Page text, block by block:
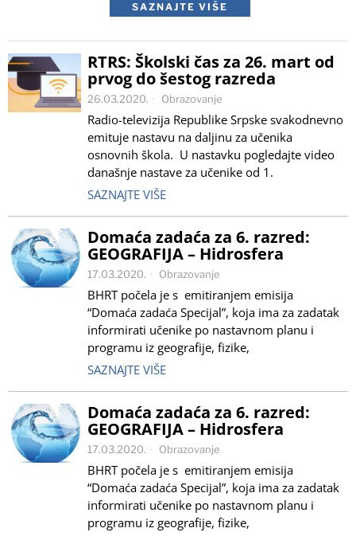
SAZNAJTE VIŠE
RTRS: Školski čas za 26. mart od
prvog do šestog razreda
26.03.2020. Obrazovanje
Radio-televizija Republike Srpske svakodnevno
emituje nastavu na daljinu za učenika
osnovnih škola. U nastavku pogledajte video
današnje nastave za učenike od 1.
SAZNAJTE VIŠE
Domaća zadaća za 6. razred:
GEOGRAFIJA – Hidrosfera
17.03.2020. Obrazovanje
BHRT počela je s emitiranjem emisija
“Domaća zadaća Specijal”, koja ima za zadatak
informirati učenike po nastavnom planu i
programu iz geografije, fizike,
SAZNAJTE VIŠE
Domaća zadaća za 6. razred:
GEOGRAFIJA – Hidrosfera
17.03.2020. Obrazovanje
BHRT počela je s emitiranjem emisija
“Domaća zadaća Specijal”, koja ima za zadatak
informirati učenike po nastavnom planu i
programu iz geografije, fizike,